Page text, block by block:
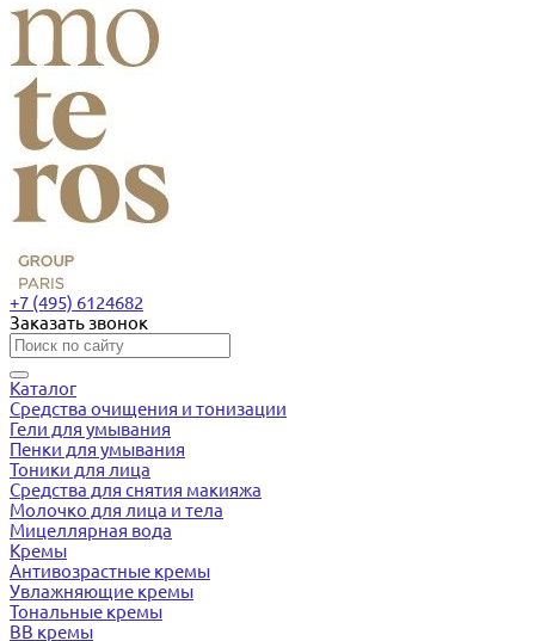
+7 (495) 6124682
Заказать звонок
Каталог
Средства очищения и тонизации
Гели для умывания
Пенки для умывания
Тоники для лица
Средства для снятия макияжа
Молочко для лица и тела
Мицеллярная вода
Кремы
Антивозрастные кремы
Увлажняющие кремы
Тональные кремы
BB кремы